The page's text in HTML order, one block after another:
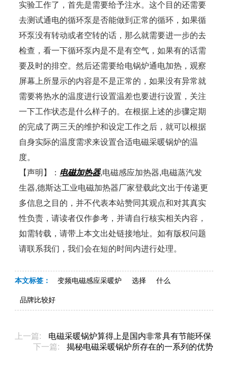
实验工作了，首先是需要给予注水。这个目的还需要
去测试通电的循环泵是否能做到正常的循环，如果循
环泵没有转动或者空转的话，那么就需要进一步的去
检查，看一下循环泵内是不是有空气，如果有的话需
要及时的排空。然后还需要给电锅炉通电加热，观察
屏幕上所显示的内容是不是正常的，如果没有异常就
需要将热水的温度进行设置温差也要进行设置，关注
一下工作状态是什么样子的。在根据上述的步骤定期
的完成了两三天的维护和设定工作之后，就可以根据
自身实际的温度需求来设置合适电磁采暖锅炉的温
度。
【声明】： 电磁加热器,电磁感应加热器,电磁蒸汽发
生器,德斯达工业电磁加热器厂家登载此文出于传递更
多信息之目的，并不代表本站赞同其观点和对其真实
性负责，请读者仅作参考，并请自行核实相关内容，
如需转载，请带上本文出处链接地址。如有版权问题
请联系我们，我们会在短的时间内进行处理。
本文标签： 变频电磁感应采暖炉 选择 什么
品牌比较好
上一篇:
电磁采暖锅炉算得上是国内非常具有节能环保
下一篇:
揭秘电磁采暖锅炉所存在的一系列的优势